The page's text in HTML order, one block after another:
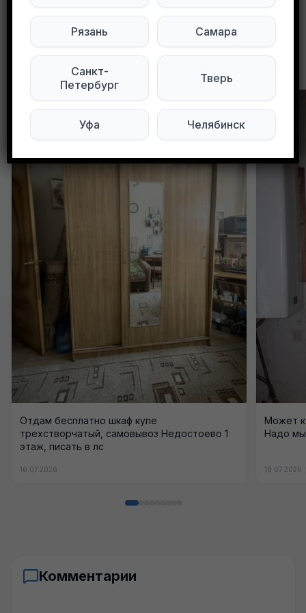
Другие объявления в этом городе
Отдам бесплатно шкаф купе
трехстворчатый, самовывоз Недостоево 1
этаж, писать в лс
16.07.2026
Может
Надо
18.07.2026
Комментарии
Рязань Самара
Санкт-
Петербург
Тверь
Уфа Челябинск